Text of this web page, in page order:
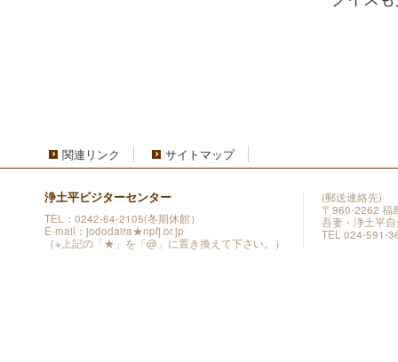
関連リンク サイトマップ
浄土平ビジターセンター
TEL：0242-64-2105(冬期休館）
E-mail：jododaira★npfj.or.jp
（※上記の「★」を「@」に置き換えて下さい。）
(郵送連絡先)
〒960-2262 福
吾妻・浄土平
TEL 024-591-